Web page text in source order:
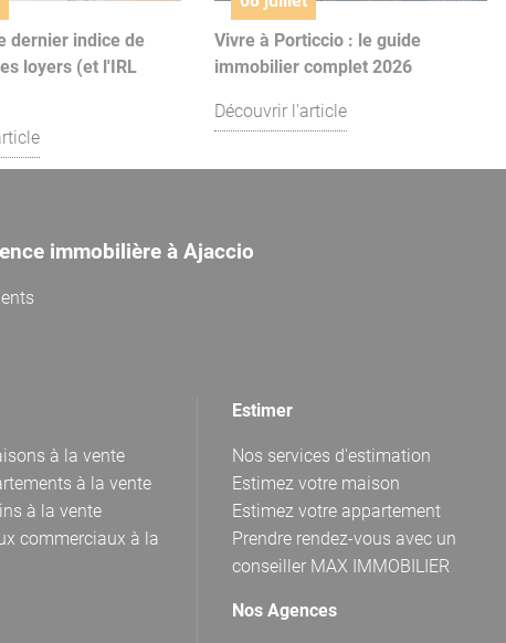
dernier indice de
loyers (et l'IRL
Vivre à Porticcio : le guide
immobilier complet 2026
Découvrir l'article
immobilière à Ajaccio
à la vente
à la vente
à la vente
commerciaux à la
Estimer
Nos services d'estimation
Estimez votre maison
Estimez votre appartement
Prendre rendez-vous avec un
conseiller MAX IMMOBILIER
Nos Agences